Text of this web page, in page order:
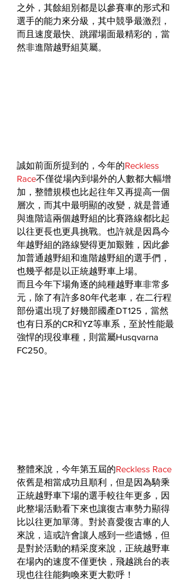
之外，其餘組別都是以參賽車的形式和
選手的能力來分級，其中競爭最激烈，
而且速度最快、跳躍場面最精彩的，當
然非進階越野組莫屬。
誠如前面所提到的，今年的Reckless
Race不僅從場內到場外的人數都大幅增
加，整體規模也比起往年又再提高一個
層次，而其中最明顯的改變，就是普通
與進階這兩個越野組的比賽路線都比起
以往更長也更具挑戰。也許就是因爲今
年越野組的路線變得更加艱難，因此參
加普通越野組和進階越野組的選手們，
也幾乎都是以正統越野車上場。
而且今年下場角逐的純種越野車非常多
元，除了有許多80年代老車，在二行程
部份還出現了好幾部國產DT125，當然
也有日系的CR和YZ等車系，至於性能最
強悍的現役車種，則當屬Husqvarna
FC250。
整體來說，今年第五屆的Reckless Race
依舊是相當成功且順利，但是因為騎乘
正統越野車下場的選手較往年更多，因
此整場活動看下來也讓復古車勢力顯得
比以往更加單薄。對於喜愛復古車的人
來說，這或許會讓人感到一些遺憾，但
是對於活動的精采度來說，正統越野車
在場內的速度不僅更快，飛越跳台的表
現也往往能夠喚來更大歡呼！